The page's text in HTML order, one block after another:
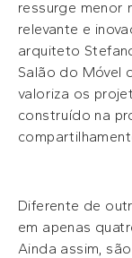
ressurge menor
relevante e
arquiteto
Salão do Móvel
valoriza os
construído na
Diferente de
em apenas
Ainda assim,